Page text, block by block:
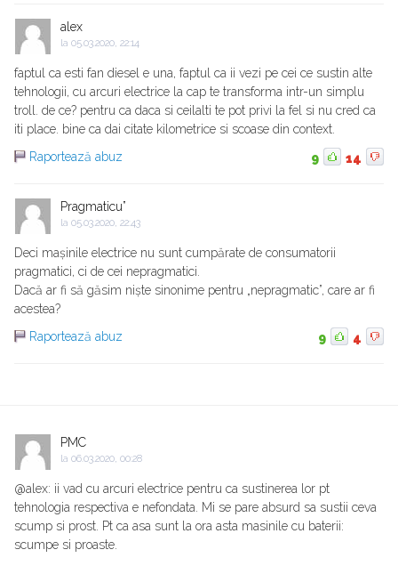
alex
la 05.03.2020, 22:14
faptul ca esti fan diesel e una, faptul ca ii vezi pe cei ce sustin alte
tehnologii, cu arcuri electrice la cap te transforma intr-un simplu
troll. de ce? pentru ca daca si ceilalti te pot privi la fel si nu cred ca
iti place. bine ca dai citate kilometrice si scoase din context.
Raportează abuz
9 14
Pragmaticu”
la 05.03.2020, 22:43
Deci mașinile electrice nu sunt cumpărate de consumatorii
pragmatici, ci de cei nepragmatici.
Dacă ar fi să găsim niște sinonime pentru „nepragmatic”, care ar fi
acestea?
Raportează abuz
9 4
PMC
la 06.03.2020, 00:28
@alex: ii vad cu arcuri electrice pentru ca sustinerea lor pt
tehnologia respectiva e nefondata. Mi se pare absurd sa sustii ceva
scump si prost. Pt ca asa sunt la ora asta masinile cu baterii:
scumpe si proaste.